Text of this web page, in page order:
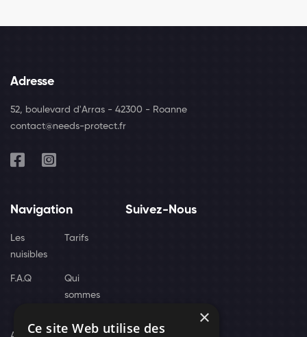
Adresse
52, boulevard d'Arras - 42300 - Roanne
contact@needs-protect.fr
Navigation
Les
nuisibles
Tarifs
F.A.Q
Qui
sommes
Suivez-Nous
×
Ce site Web utilise des